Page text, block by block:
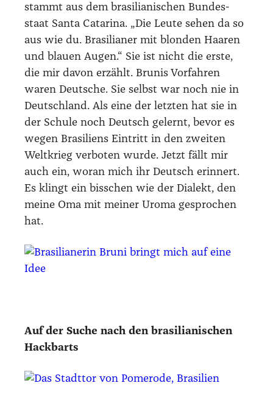
stammt aus dem bra­si­lia­ni­schen Bun­des­
staat San­ta Cata­ri­na. „Die Leu­te sehen da so
aus wie du. Bra­si­lia­ner mit blon­den Haa­ren
und blau­en Augen.“ Sie ist nicht die ers­te,
die mir davon erzählt. Brunis Vor­fah­ren
waren Deut­sche. Sie selbst war noch nie in
Deutsch­land. Als eine der letz­ten hat sie in
der Schu­le noch Deutsch gelernt, bevor es
wegen Bra­si­li­ens Ein­tritt in den zwei­ten
Welt­krieg ver­bo­ten wur­de. Jetzt fällt mir
auch ein, wor­an mich ihr Deutsch erin­nert.
Es klingt ein biss­chen wie der Dia­lekt, den
mei­ne Oma mit mei­ner Uroma gespro­chen
hat.
Auf der Suche nach den bra­si­lia­ni­schen
Hack­barts